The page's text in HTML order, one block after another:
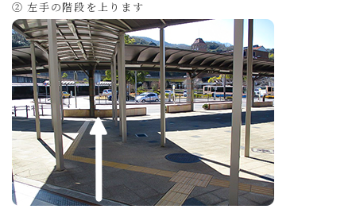
② 左手の階段を上ります